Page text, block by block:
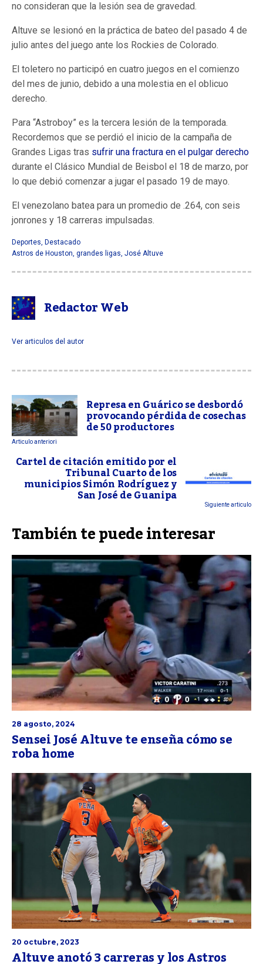
no consideran que la lesión sea de gravedad.
Altuve se lesionó en la práctica de bateo del pasado 4 de
julio antes del juego ante los Rockies de Colorado.
El toletero no participó en cuatro juegos en el comienzo
del mes de junio, debido a una molestia en el oblicuo
derecho.
Para “Astroboy” es la tercera lesión de la temporada.
Recordemos que se perdió el inicio de la campaña de
Grandes Ligas tras sufrir una fractura en el pulgar derecho
durante el Clásico Mundial de Beisbol el 18 de marzo, por
lo que debió comenzar a jugar el pasado 19 de mayo.
El venezolano batea para un promedio de .264, con seis
jonrones y 18 carreras impulsadas.
Deportes, Destacado
Astros de Houston, grandes ligas, José Altuve
Redactor Web
Ver articulos del autor
Represa en Guárico se desbordó
provocando pérdida de cosechas
de 50 productores
Articulo anteriori
Cartel de citación emitido por el
Tribunal Cuarto de los
municipios Simón Rodríguez y
San José de Guanipa Siguiente articulo
También te puede interesar
28 agosto, 2024
Sensei José Altuve te enseña cómo se
roba home
20 octubre, 2023
Altuve anotó 3 carreras y los Astros